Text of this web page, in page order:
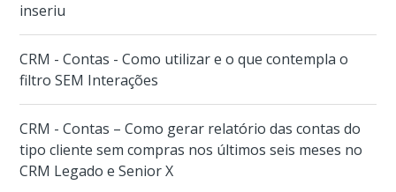
inseriu
CRM - Contas - Como utilizar e o que contempla o
filtro SEM Interações
CRM - Contas – Como gerar relatório das contas do
tipo cliente sem compras nos últimos seis meses no
CRM Legado e Senior X